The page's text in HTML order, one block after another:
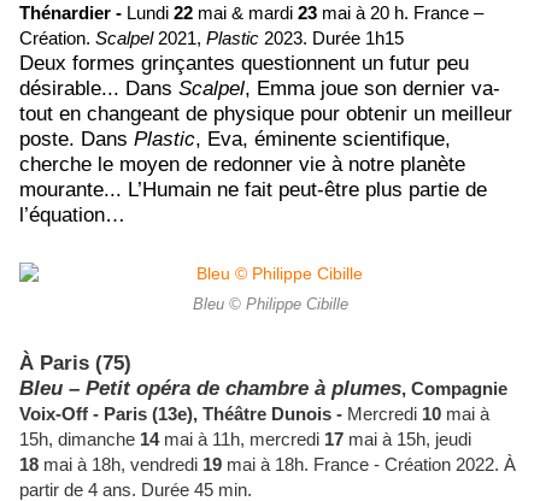
Thénardier - Lundi 22 mai & mardi 23 mai à 20 h. France –
Création. Scalpel 2021, Plastic 2023. Durée 1h15
Deux formes grinçantes questionnent un futur peu
désirable... Dans Scalpel, Emma joue son dernier va-
tout en changeant de physique pour obtenir un meilleur
poste. Dans Plastic, Eva, éminente scientifique,
cherche le moyen de redonner vie à notre planète
mourante... L’Humain ne fait peut-être plus partie de
l’équation…
Bleu © Philippe Cibille
À Paris (75)
Bleu – Petit opéra de chambre à plumes, Compagnie
Voix-Off - Paris (13e), Théâtre Dunois - Mercredi 10 mai à
15h, dimanche 14 mai à 11h, mercredi 17 mai à 15h, jeudi
18 mai à 18h, vendredi 19 mai à 18h. France - Création 2022. À
partir de 4 ans. Durée 45 min.